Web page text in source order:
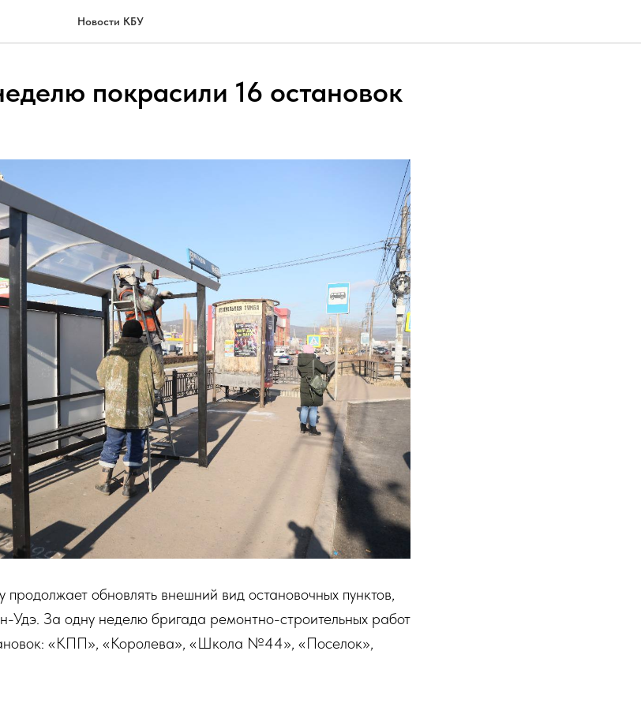
Новости КБУ
покрасили 16 остановок
продолжает обновлять внешний вид остановочных пунктов,
Удэ. За одну неделю бригада ремонтно-строительных работ
«КПП», «Королева», «Школа №44», «Поселок»,